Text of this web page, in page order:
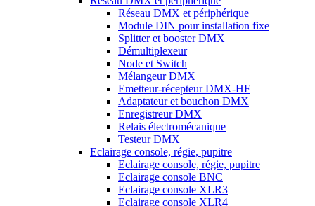
Réseau DMX et périphérique
Module DIN pour installation fixe
Splitter et booster DMX
Démultiplexeur
Node et Switch
Mélangeur DMX
Emetteur-récepteur DMX-HF
Adaptateur et bouchon DMX
Enregistreur DMX
Relais électromécanique
Testeur DMX
Eclairage console, régie, pupitre
Eclairage console, régie, pupitre
Eclairage console BNC
Eclairage console XLR3
Eclairage console XLR4